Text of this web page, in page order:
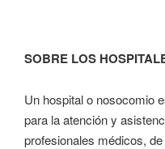
SOBRE LOS
Un hospital o nosocomio
para la atención y
profesionales médicos,